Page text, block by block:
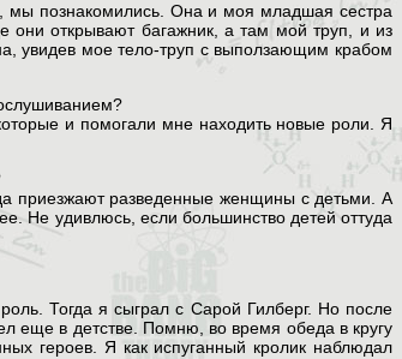
мы познакомились. Она и моя младшая сестра
открывают багажник, а там мой труп, и из
увидев мое тело-труп с выползающим крабом
и помогали мне находить новые роли. Я
приезжают разведенные женщины с детьми. А
Не удивлюсь, если большинство детей оттуда
Тогда я сыграл с Сарой Гилберг. Но после
еще в детстве. Помню, во время обеда в кругу
героев. Я как испуганный кролик наблюдал